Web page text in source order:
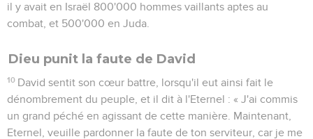
il y avait en Israël 800'000 hommes vaillants aptes au
combat, et 500'000 en Juda.
Dieu punit la faute de David
10 David sentit son cœur battre, lorsqu'il eut ainsi fait le
dénombrement du peuple, et il dit à l'Eternel : « J'ai commis
un grand péché en agissant de cette manière. Maintenant,
Eternel, veuille pardonner la faute de ton serviteur, car je me